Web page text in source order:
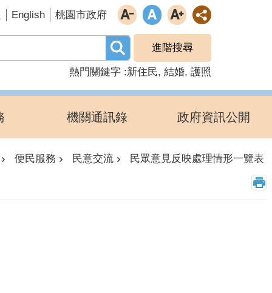
English 桃園市政府
進階搜尋
熱門關鍵字 新住民 結婚 護照
機關通訊錄 政府資訊公開
便民服務 民意交流 民眾意見反映處理情形一覽表